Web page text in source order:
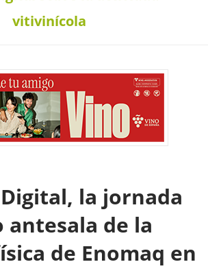
vitivinícola
la jornada
antesala de la
de Enomaq en